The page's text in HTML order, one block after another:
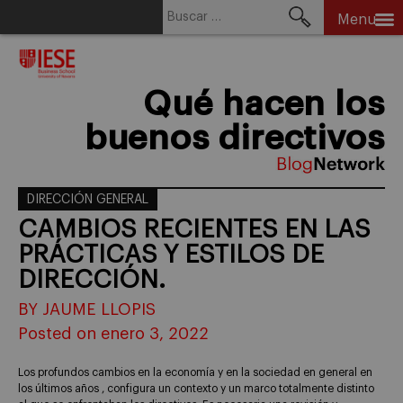
Menu
Qué hacen los
buenos directivos
DIRECCIÓN GENERAL
CAMBIOS RECIENTES EN LAS
PRÁCTICAS Y ESTILOS DE
DIRECCIÓN.
BY JAUME LLOPIS
Posted on enero 3, 2022
Los profundos cambios en la economía y en la sociedad en general en
los últimos años , configura un contexto y un marco totalmente distinto